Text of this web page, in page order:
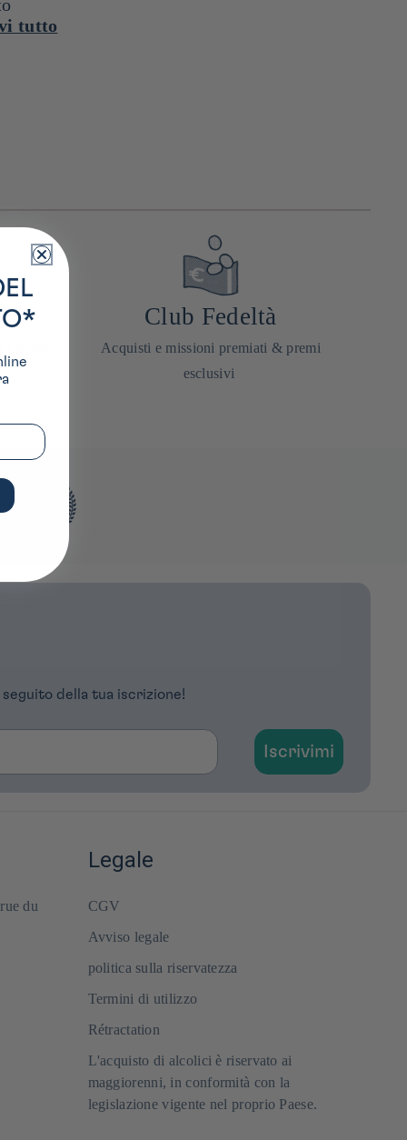
tutto
Club Fedeltà
Acquisti e missioni premiati & premi
esclusivi
della tua iscrizione!
Iscrivimi
du
Legale
CGV
Avviso legale
politica sulla riservatezza
Termini di utilizzo
Rétractation
L'acquisto di alcolici è riservato ai
maggiorenni, in conformità con la
legislazione vigente nel proprio Paese.